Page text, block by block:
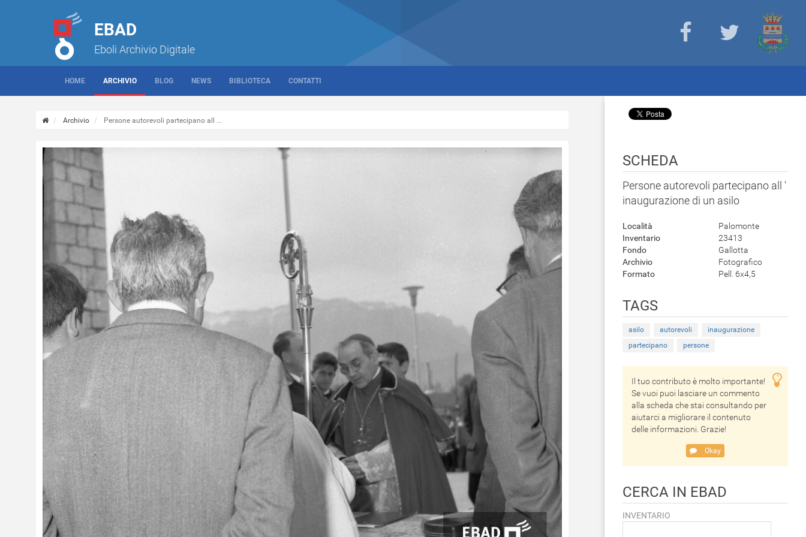
EBAD
Eboli Archivio Digitale
HOME ARCHIVIO BLOG NEWS BIBLIOTECA CONTATTI
Archivio Persone autorevoli partecipano all ...
SCHEDA
Persone autorevoli partecipano all '
inaugurazione di un asilo
Località
Palomonte
Inventario
23413
Fondo
Gallotta
Archivio
Fotografico
Formato
Pell. 6x4,5
TAGS
asilo autorevoli
inaugurazione
partecipano
persone
Il tuo contributo è molto importante!
Se vuoi puoi lasciare un commento
alla scheda che stai consultando per
aiutarci a migliorare il contenuto
delle informazioni. Grazie!
Okay
CERCA IN EBAD
INVENTARIO